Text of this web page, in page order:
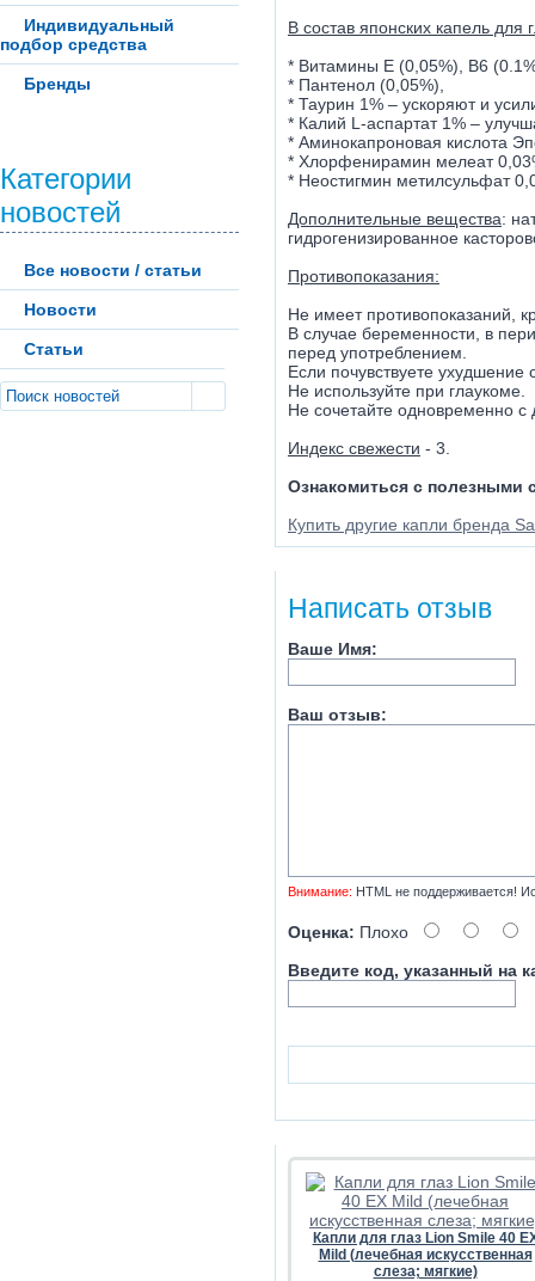
Индивидуальный
подбор средства
Бренды
Категории
новостей
Все новости / статьи
Новости
Статьи
В состав японских капель для
* Витамины E (0,05%), B6
* Пантенол (0,05%),
* Таурин 1% – ускоряют и
* Калий L-аспартат 1% –
* Аминокапроновая кислота
* Хлорфенирамин мелеат
* Неостигмин метилсульфат
Дополнительные вещества:
гидрогенизированное
Противопоказания:
Не имеет противопоказаний,
В случае беременности, в
перед употреблением.
Если почувствуете ухудшение
Не используйте при глаукоме.
Не сочетайте одновременно с
Индекс свежести - 3.
Ознакомиться с полезными
Купить другие капли бренда
Написать отзыв
Ваше Имя:
Ваш отзыв:
Внимание: HTML не поддерживается!
Оценка: Плохо
Введите код, указанный на
Капли для глаз Lion Smile 40
Mild (лечебная искусственная
слеза; мягкие)